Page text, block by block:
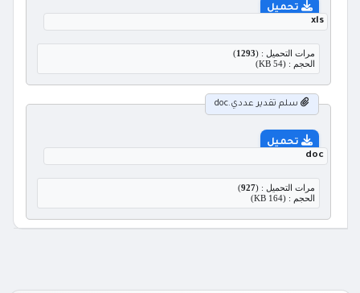
تحميل
xls
مرات التحميل : (1293
)
الحجم : (54 KB)
سلم تقدير عددي.doc
تحميل
doc
مرات التحميل : (927
)
الحجم : (164 KB)